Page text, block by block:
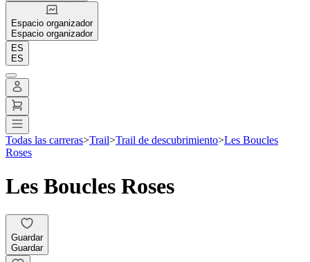
Espacio organizador
Espacio organizador
ES
ES
Todas las carreras>Trail>Trail de descubrimiento>Les Boucles
Roses
Les Boucles Roses
Guardar
Guardar